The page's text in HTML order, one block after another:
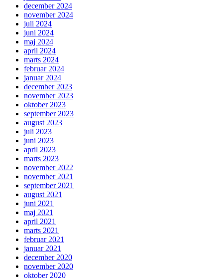
december 2024
november 2024
juli 2024
juni 2024
maj 2024
april 2024
marts 2024
februar 2024
januar 2024
december 2023
november 2023
oktober 2023
september 2023
august 2023
juli 2023
juni 2023
april 2023
marts 2023
november 2022
november 2021
september 2021
august 2021
juni 2021
maj 2021
april 2021
marts 2021
februar 2021
januar 2021
december 2020
november 2020
oktober 2020